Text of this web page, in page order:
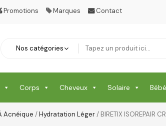
Promotions Marques Contact
Corps Cheveux Solaire
Acnéique /Hydratation Léger/ BIRETIX ISOREPAIR
Toilette & Soin Bébé